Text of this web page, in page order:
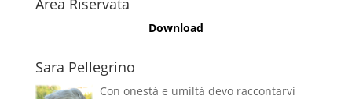
Download
Sara Pellegrino
Con onestà e umiltà devo raccontarvi